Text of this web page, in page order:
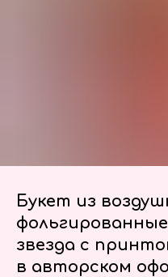
Букет из
звезда с
в авторском